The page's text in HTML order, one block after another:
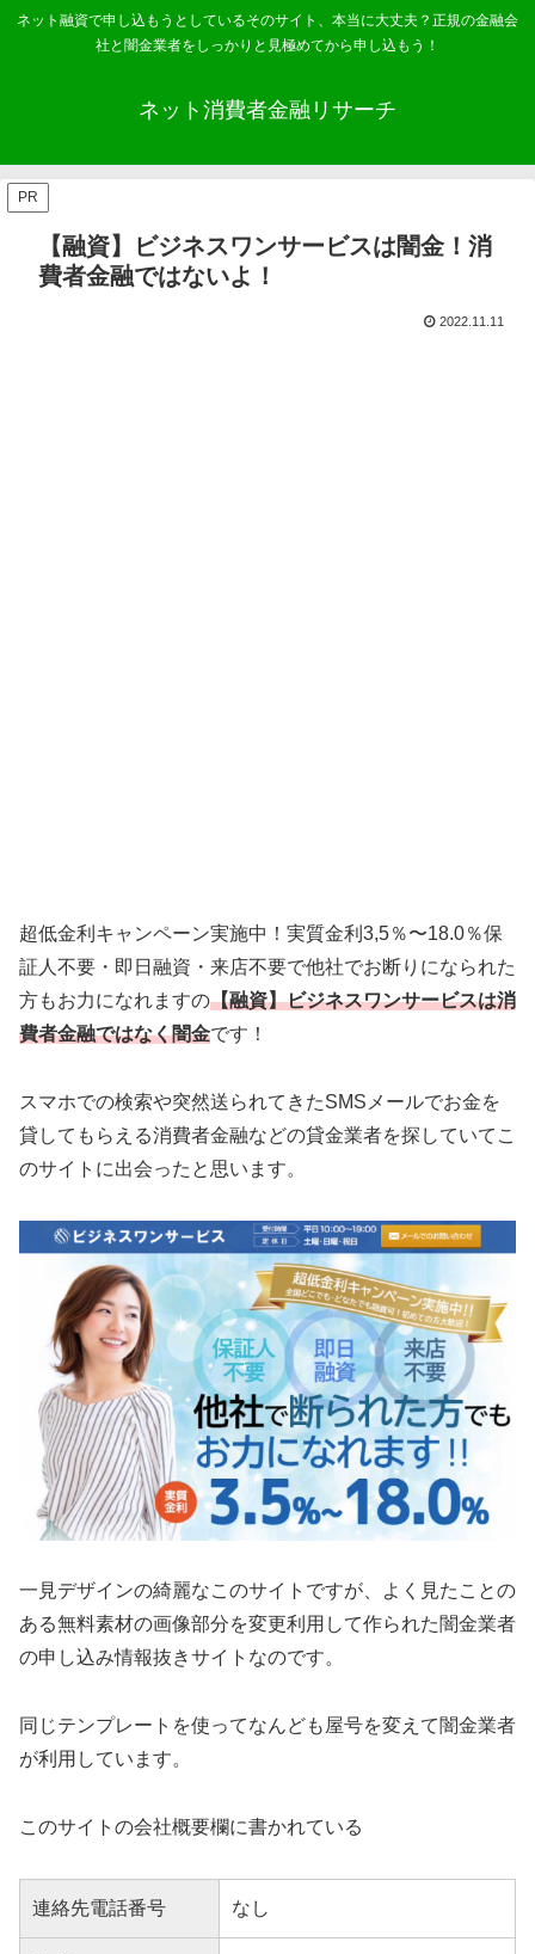
ネット融資で申し込もうとしているそのサイト、本当に大丈夫？正規の金融会
社と闇金業者をしっかりと見極めてから申し込もう！
ネット消費者金融リサーチ
PR
【融資】ビジネスワンサービスは闇金！消
費者金融ではないよ！
2022.11.11
超低金利キャンペーン実施中！実質金利3,5％〜18.0％保
証人不要・即日融資・来店不要で他社でお断りになられた
方もお力になれますの【融資】ビジネスワンサービスは消
費者金融ではなく闇金です！
スマホでの検索や突然送られてきたSMSメールでお金を
貸してもらえる消費者金融などの貸金業者を探していてこ
のサイトに出会ったと思います。
一見デザインの綺麗なこのサイトですが、よく見たことの
ある無料素材の画像部分を変更利用して作られた闇金業者
の申し込み情報抜きサイトなのです。
同じテンプレートを使ってなんども屋号を変えて闇金業者
が利用しています。
このサイトの会社概要欄に書かれている
連絡先電話番号 なし